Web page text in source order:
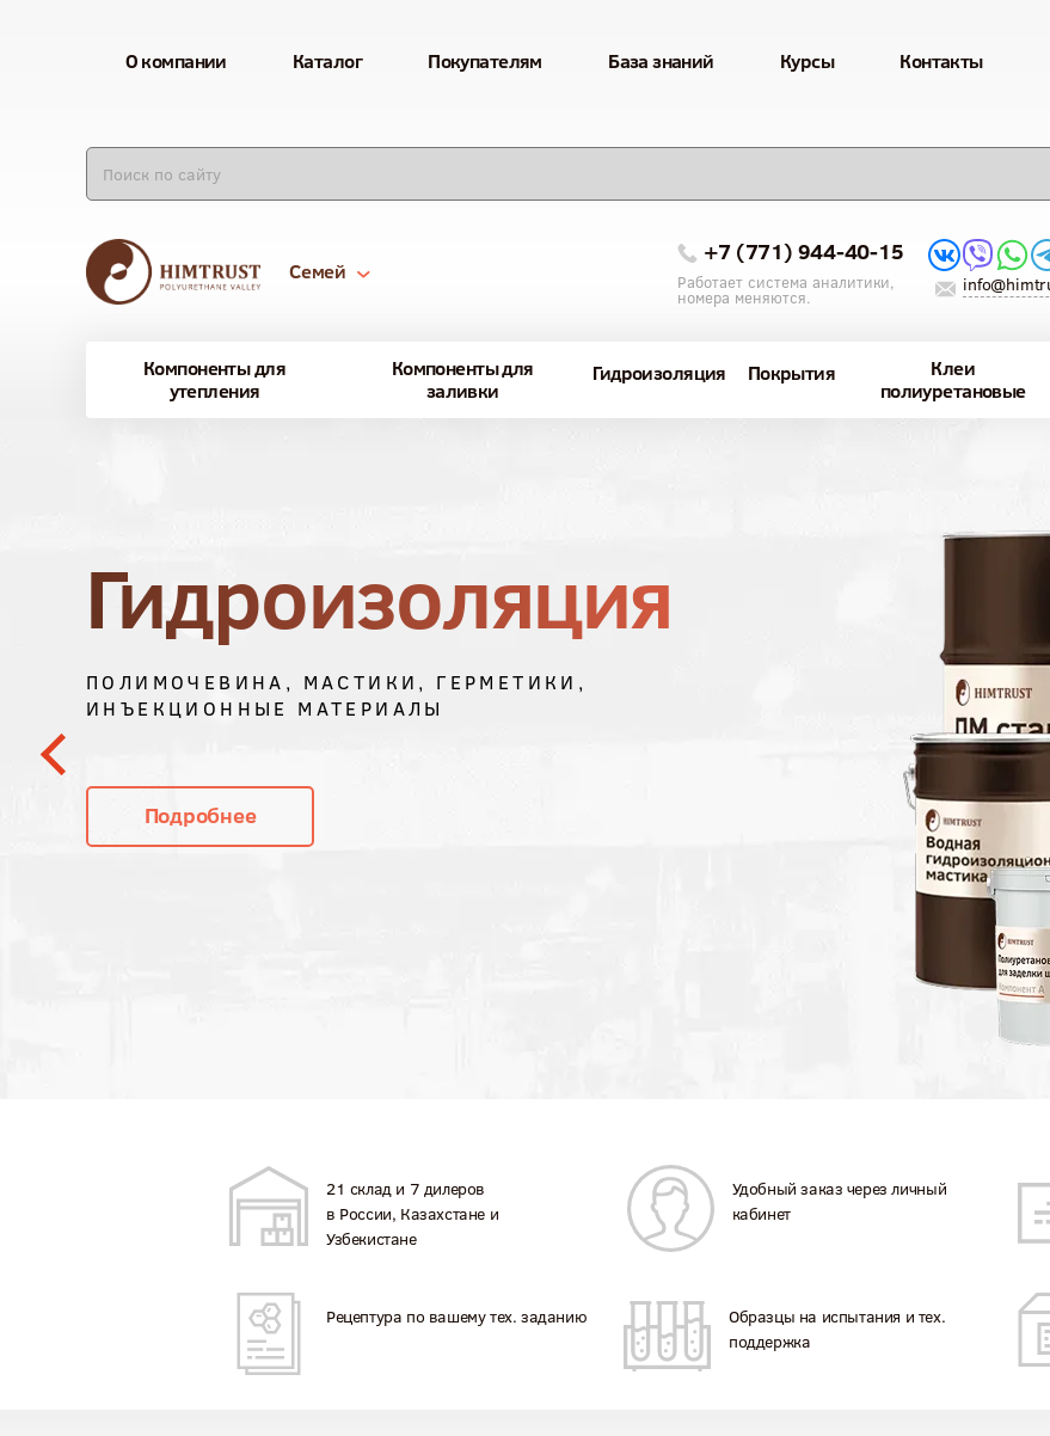
О компании Каталог Покупателям База знаний Курсы Контакты
Семей
+7 (771) 944-40-15
Работает система аналитики,
номера меняются.
Компоненты для
утепления
Компоненты для
заливки
Гидроизоляция Покрытия
Клеи
полиуретановые
Гидроизоляция
ПОЛИМОЧЕВИНА, МАСТИКИ, ГЕРМЕТИКИ,
ИНЪЕКЦИОННЫЕ МАТЕРИАЛЫ
Подробнее
21 склад и 7 дилеров
в России, Казахстане и
Узбекистане
Удобный заказ через личный
кабинет
Рецептура по вашему тех. заданию
Образцы на испытания и тех.
поддержка